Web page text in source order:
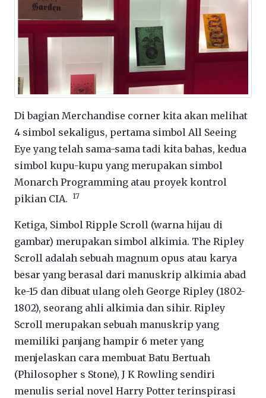
Di bagian Merchandise corner kita akan melihat
4 simbol sekaligus, pertama simbol All Seeing
Eye yang telah sama-sama tadi kita bahas, kedua
simbol kupu-kupu yang merupakan simbol
Monarch Programming atau proyek kontrol
pikian CIA.
17
Ketiga, Simbol Ripple Scroll (warna hijau di
gambar) merupakan simbol alkimia. The Ripley
Scroll adalah sebuah magnum opus atau karya
besar yang berasal dari manuskrip alkimia abad
ke-15 dan dibuat ulang oleh George Ripley (1802-
1802), seorang ahli alkimia dan sihir. Ripley
Scroll merupakan sebuah manuskrip yang
memiliki panjang hampir 6 meter yang
menjelaskan cara membuat Batu Bertuah
(Philosopher s Stone), J K Rowling sendiri
menulis serial novel Harry Potter terinspirasi